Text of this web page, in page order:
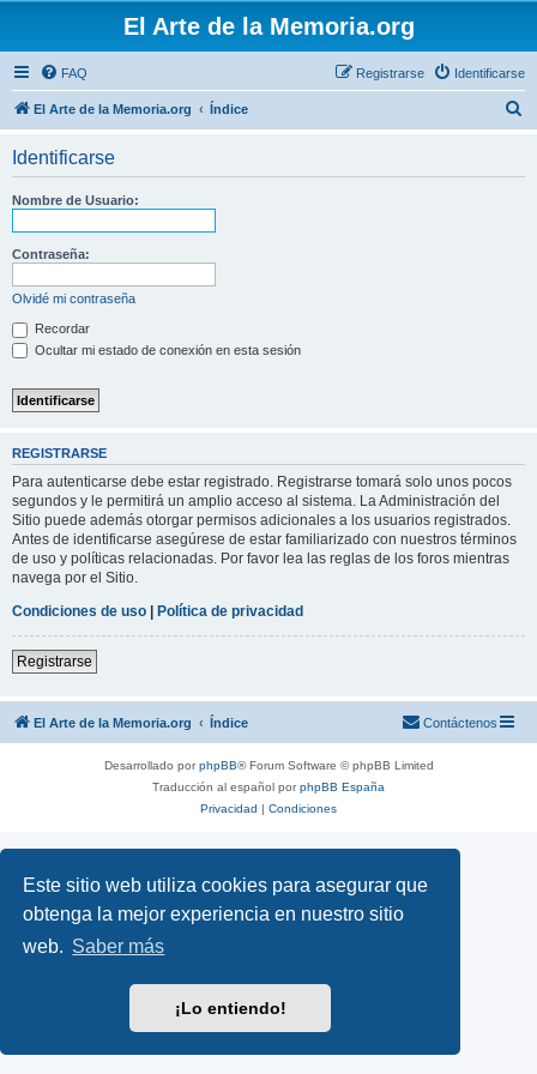
Este sitio web utiliza cookies para asegurar que
obtenga la mejor experiencia en nuestro sitio
web. Saber más
¡Lo entiendo!
El Arte de la Memoria.org
FAQ Identificarse
Registrarse
El Arte de la Memoria.org Índice
Identificarse
Nombre de Usuario:
Contraseña:
Olvidé mi contraseña
Recordar
Ocultar mi estado de conexión en esta sesión
REGISTRARSE
Para autenticarse debe estar registrado. Registrarse tomará solo unos pocos
segundos y le permitirá un amplio acceso al sistema. La Administración del
Sitio puede además otorgar permisos adicionales a los usuarios registrados.
Antes de identificarse asegúrese de estar familiarizado con nuestros términos
de uso y políticas relacionadas. Por favor lea las reglas de los foros mientras
navega por el Sitio.
Condiciones de uso | Política de privacidad
Registrarse
El Arte de la Memoria.org Índice Contáctenos
Desarrollado porphpBB® Forum Software © phpBB Limited
Traducción al español porphpBB España
Privacidad | Condiciones